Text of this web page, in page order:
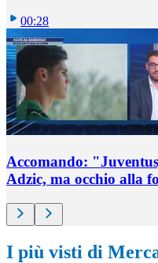
00:28
Accomando:
Adzic, ma occhio alla
I più visti di